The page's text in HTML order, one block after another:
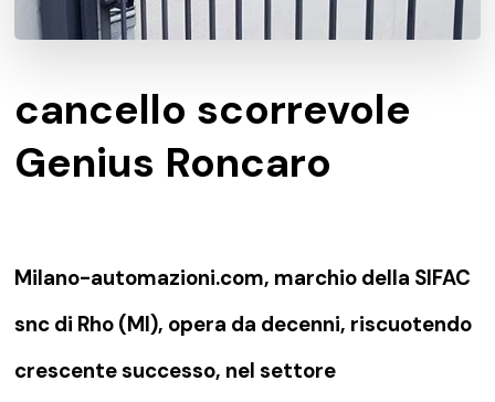
cancello scorrevole
Genius Roncaro
Milano-automazioni.com, marchio della SIFAC
snc di Rho (MI), opera da decenni, riscuotendo
crescente successo, nel settore